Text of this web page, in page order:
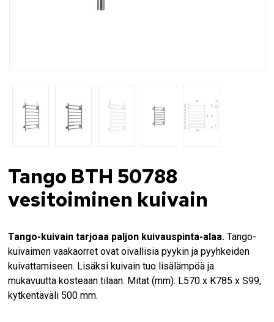
Tango BTH 50788
vesitoiminen kuivain
Tango-kuivain tarjoaa paljon kuivauspinta-alaa.Tango-
kuivaimen vaakaorret ovat oivallisia pyykin ja pyyhkeiden
kuivattamiseen. Lisäksi kuivain tuo lisälämpöä ja
mukavuutta kosteaan tilaan. Mitat (mm): L570 x K785 x S99,
kytkentäväli 500 mm.